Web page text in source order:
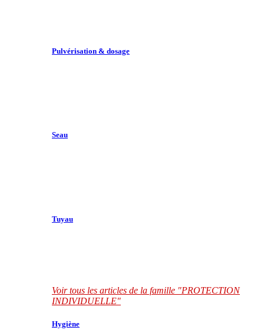
Pulvérisation & dosage
Seau
Tuyau
Voir tous les articles de la famille "PROTECTION
INDIVIDUELLE"
Hygiène